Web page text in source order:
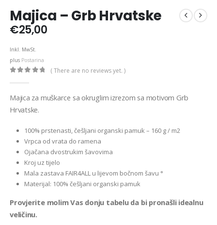
Majica – Grb Hrvatske
€25,00
Inkl. MwSt.
plus Postarina
( There are no reviews yet. )
Majica za muškarce sa okruglim izrezom sa motivom Grb
Hrvatske.
100% prstenasti, češljani organski pamuk – 160 g / m2
Vrpca od vrata do ramena
Ojačana dvostrukim šavovima
Kroj uz tijelo
Mala zastava FAIR4ALL u lijevom bočnom šavu °
Materijal: 100% češljani organski pamuk
Provjerite molim Vas donju tabelu da bi pronašli idealnu
veličinu.